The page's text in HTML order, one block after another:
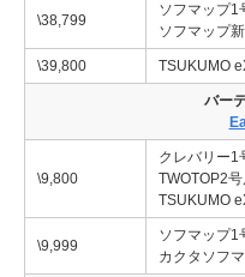
\38,799
ソフマップ1
ソフマップ
\39,800 TSUKUMO
バー
\9,800
クレバリー1
TWOTOP2
TSUKUMO
\9,999
ソフマップ1
カクタソフ